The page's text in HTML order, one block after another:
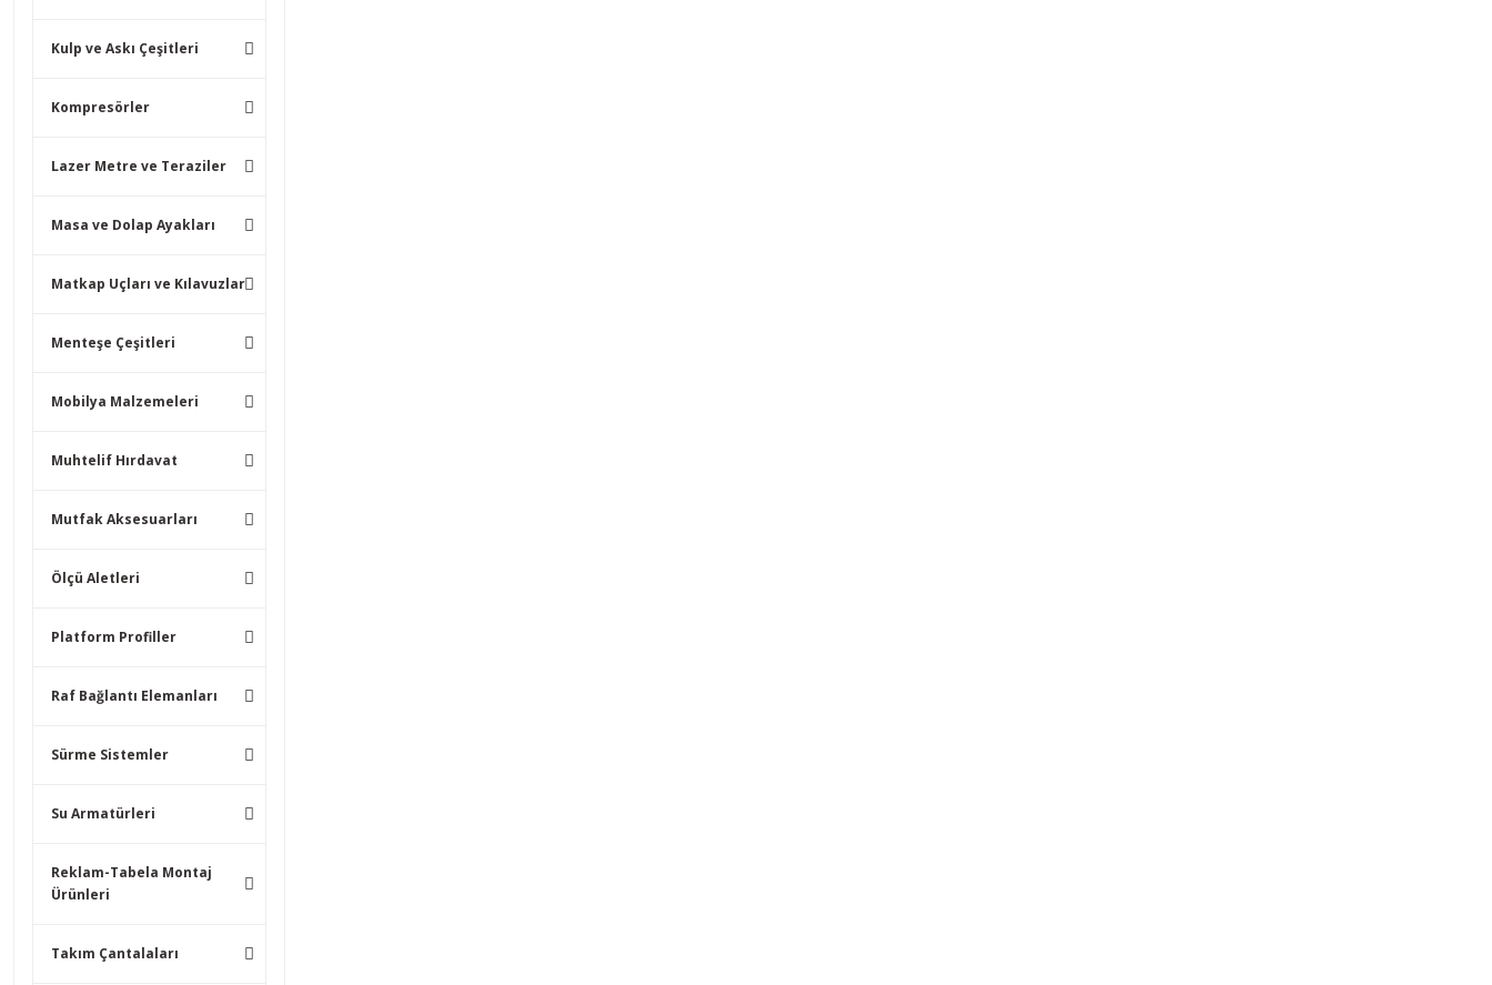
Kulp ve Askı Çeşitleri
Kompresörler
Lazer Metre ve Teraziler
Masa ve Dolap Ayakları
Matkap Uçları ve Kılavuzlar
Menteşe Çeşitleri
Mobilya Malzemeleri
Muhtelif Hırdavat
Mutfak Aksesuarları
Ölçü Aletleri
Platform Profiller
Raf Bağlantı Elemanları
Sürme Sistemler
Su Armatürleri
Reklam-Tabela Montaj
Ürünleri
Takım Çantalaları